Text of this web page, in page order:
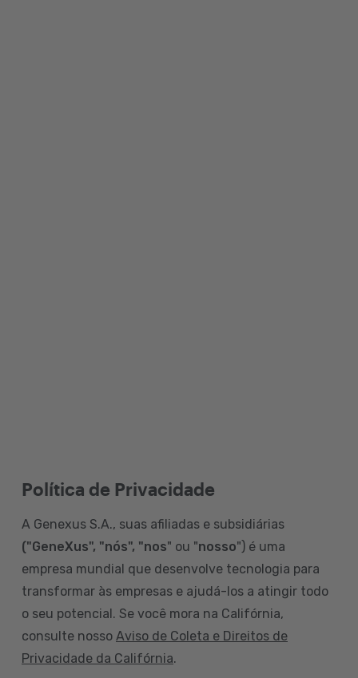
Política de Privacidade
A Genexus S.A., suas afiliadas e subsidiárias
("GeneXus", "nós", "nos" ou "nosso") é uma
empresa mundial que desenvolve tecnologia para
transformar às empresas e ajudá-los a atingir todo
o seu potencial. Se você mora na Califórnia,
consulte nosso Aviso de Coleta e Direitos de
Privacidade da Califórnia.